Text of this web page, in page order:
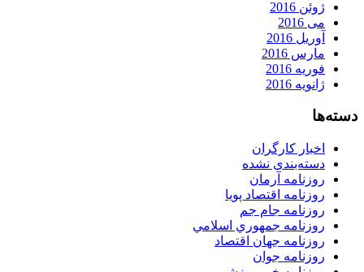
ژوئن 2016
می 2016
آوریل 2016
مارس 2016
فوریه 2016
ژانویه 2016
دسته‌ها
اخبار کارگران
دسته‌بندی نشده
روزنامه آرمان
روزنامه اقتصاد پویا
روزنامه جام جم
روزنامه جمهوري اسلامي
روزنامه جهان اقتصاد
روزنامه جوان